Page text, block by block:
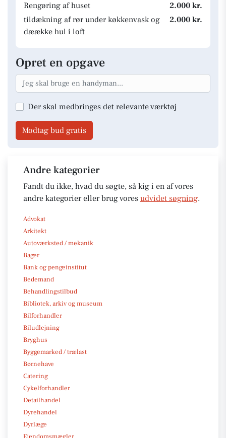
Rengøring af huset
2.000 kr.
tildækning af rør under køkkenvask og
dæække hul i loft
2.000 kr.
Opret en opgave
Der skal medbringes det relevante værktøj
Modtag bud gratis
Andre kategorier
Fandt du ikke, hvad du søgte, så kig i en af vores
andre kategorier eller brug vores udvidet søgning.
Advokat
Arkitekt
Autoværksted / mekanik
Bager
Bank og pengeinstitut
Bedemand
Behandlingstilbud
Bibliotek, arkiv og museum
Bilforhandler
Biludlejning
Bryghus
Byggemarked / trælast
Børnehave
Catering
Cykelforhandler
Detailhandel
Dyrehandel
Dyrlæge
Ejendomsmægler